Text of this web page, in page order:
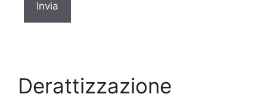
Derattizzazione